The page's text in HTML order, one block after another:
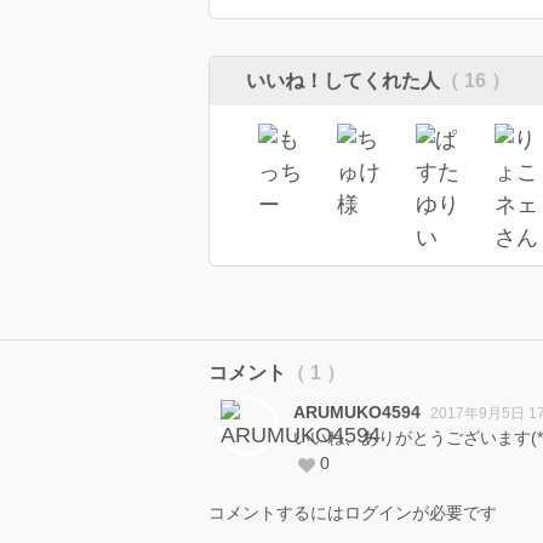
いいね！してくれた人 （ 16 ）
コメント （ 1 ）
ARUMUKO4594 2017年9月5日
いいね、ありがとうございます
0
コメントするにはログインが必要です